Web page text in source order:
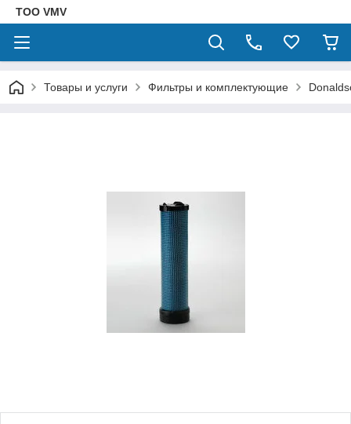
ТОО VMV
Товары и услуги Фильтры и комплектующие